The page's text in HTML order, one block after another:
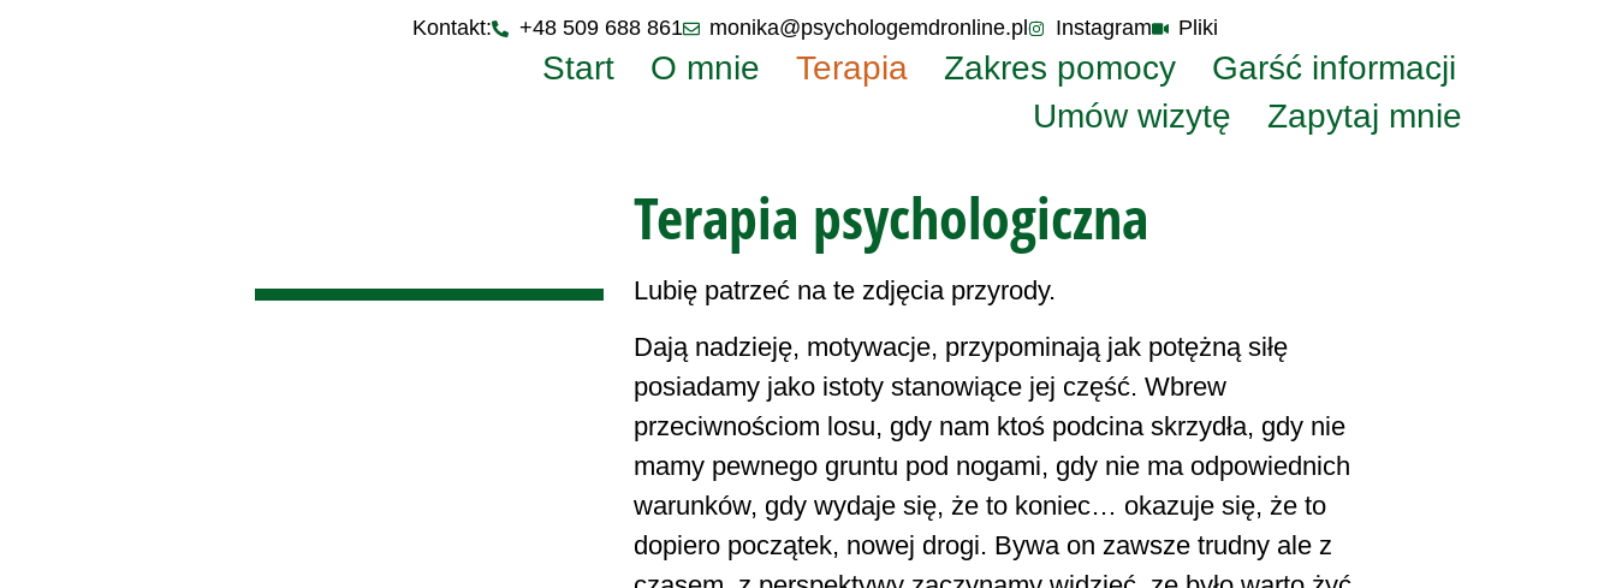
Kontakt: +48 509 688 861 monika@psychologemdronline.pl Instagram Pliki
Start O mnie Terapia Zakres pomocy
Garść informacji
Umów wizytę
Zapytaj mnie
Terapia psychologiczna
Lubię patrzeć na te zdjęcia przyrody.
Dają nadzieję, motywacje, przypominają jak potężną siłę
posiadamy jako istoty stanowiące jej część. Wbrew
przeciwnościom losu, gdy nam ktoś podcina skrzydła, gdy nie
mamy pewnego gruntu pod nogami, gdy nie ma odpowiednich
warunków, gdy wydaje się, że to koniec… okazuje się, że to
dopiero początek, nowej drogi. Bywa on zawsze trudny ale z